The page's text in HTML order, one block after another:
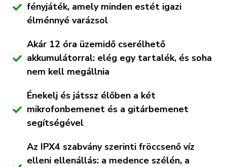
fényjáték, amely minden estét igazi
élménnyé varázsol
Akár 12 óra üzemidő cserélhető
akkumulátorral: elég egy tartalék, és soha
nem kell megállnia
Énekelj és játssz élőben a két
mikrofonbemenet és a gitárbemenet
segítségével
Az IPX4 szabvány szerinti fröccsenő víz
elleni ellenállás: a medence szélén, a